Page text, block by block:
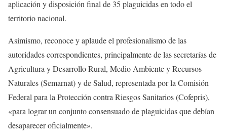
aplicación y disposición final de 35 plaguicidas en todo el
territorio nacional.
Asimismo, reconoce y aplaude el profesionalismo de las
autoridades correspondientes, principalmente de las secretarías de
Agricultura y Desarrollo Rural, Medio Ambiente y Recursos
Naturales (Semarnat) y de Salud, representada por la Comisión
Federal para la Protección contra Riesgos Sanitarios (Cofepris),
«para lograr un conjunto consensuado de plaguicidas que debían
desaparecer oficialmente».